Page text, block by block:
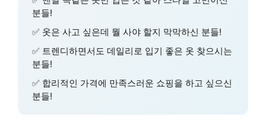
분들!
✅ 옷은 사고 싶은데 뭘 사야 할지 막막하신 분들!
✅ 트렌디하면서도 데일리로 입기 좋은 옷 찾으시는
분들!
✅ 합리적인 가격에 만족스러운 쇼핑을 하고 싶으신
분들!